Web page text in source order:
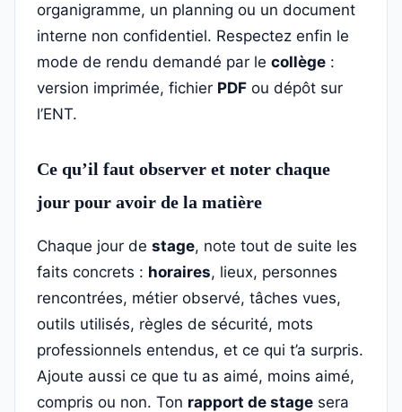
organigramme, un planning ou un document
interne non confidentiel. Respectez enfin le
mode de rendu demandé par le collège :
version imprimée, fichier PDF ou dépôt sur
l’ENT.
Ce qu’il faut observer et noter chaque
jour pour avoir de la matière
Chaque jour de stage, note tout de suite les
faits concrets : horaires, lieux, personnes
rencontrées, métier observé, tâches vues,
outils utilisés, règles de sécurité, mots
professionnels entendus, et ce qui t’a surpris.
Ajoute aussi ce que tu as aimé, moins aimé,
compris ou non. Ton rapport de stage sera